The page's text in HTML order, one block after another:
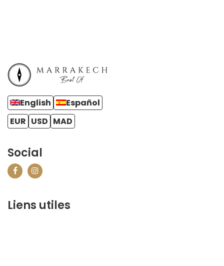
English
Español
EUR USD MAD
Social
Liens utiles